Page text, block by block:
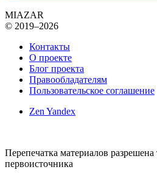
MIAZAR
© 2019–2026
Контакты
О проекте
Блог проекта
Правообладателям
Пользовательское соглашение
Zen Yandex
Перепечатка материалов разрешена
первоисточника